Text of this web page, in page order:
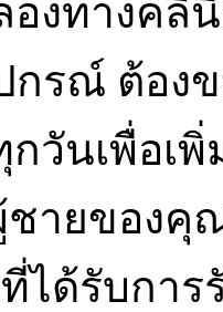
องทางคลิ
รณ์ ต้องข
วันเพื่อเ
ชายของคุ
ได้รับการ